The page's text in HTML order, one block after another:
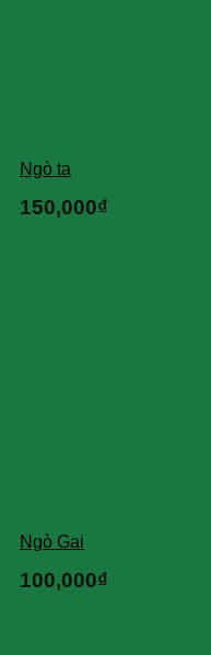
Ngò ta
150,000₫
Ngò Gai
100,000₫